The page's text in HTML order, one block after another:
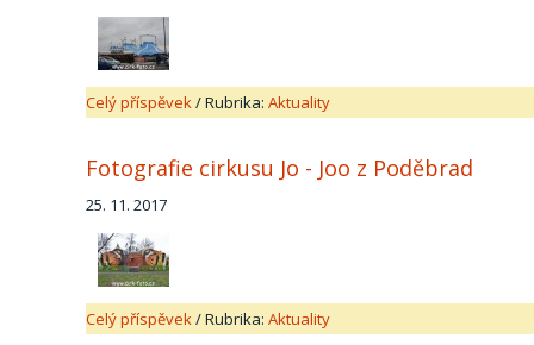
Celý příspěvek/Rubrika: Aktuality
Fotografie cirkusu Jo - Joo z Poděbrad
25. 11. 2017
Celý příspěvek/Rubrika: Aktuality